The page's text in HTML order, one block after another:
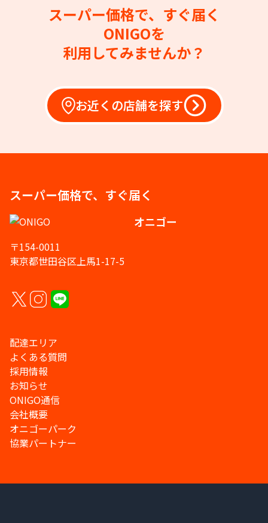
スーパー価格で、すぐ届く
ONIGOを
利用してみませんか？
お近くの店舗を探す
スーパー価格で、すぐ届く
オニゴー
〒154-0011
東京都世田谷区上馬1-17-5
配達エリア
よくある質問
採用情報
お知らせ
ONIGO通信
会社概要
オニゴーパーク
協業パートナー